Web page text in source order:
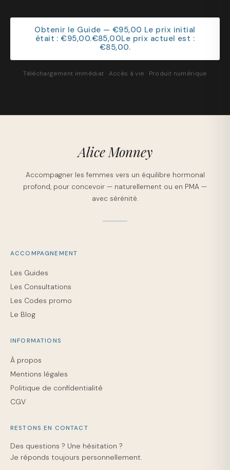
Obtenir le Guide — €95,00 Le prix initial
était : €95,00.€85,00Le prix actuel est :
€85,00.
Téléchargement immédiat · Accès à vie · Produit numérique
Alice Monney
Accompagner les femmes vers un équilibre hormonal
profond, pour concevoir — naturellement ou en PMA —
avec sérénité.
ACCOMPAGNEMENT
Les Guides
Les Consultations
Les Codes promo
Le Blog
INFORMATIONS
À propos
Mentions légales
Politique de confidentialité
CGV
RESTONS EN CONTACT
Des questions ? Une hésitation ?
Je réponds toujours personnellement.